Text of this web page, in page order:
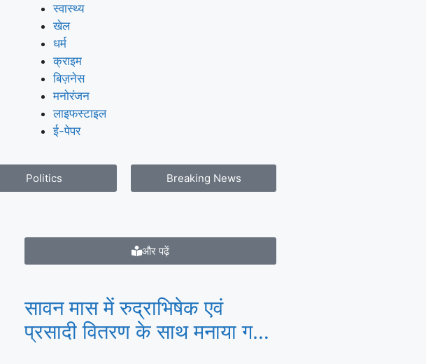
स्वास्थ्य
खेल
धर्म
क्राइम
बिज़नेस
मनोरंजन
लाइफस्टाइल
ई-पेपर
Politics Breaking News
और पढ़ें
सावन मास में रुद्राभिषेक एवं
प्रसादी वितरण के साथ मनाया गया